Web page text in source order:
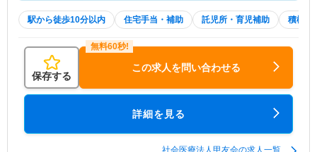
駅から徒歩10分以内 住宅手当・補助 託児所・育児補助 積極採
保存する
この求人を問い合わせる
詳細を見る
社会医療法人甲友会の求人一覧